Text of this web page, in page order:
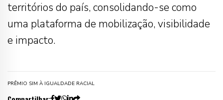
territórios do país, consolidando-se como
uma plataforma de mobilização, visibilidade
e impacto.
PRÊMIO SIM À IGUALDADE RACIAL